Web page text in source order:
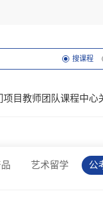
搜课程
项目教师团队课程中心
艺术留学 公